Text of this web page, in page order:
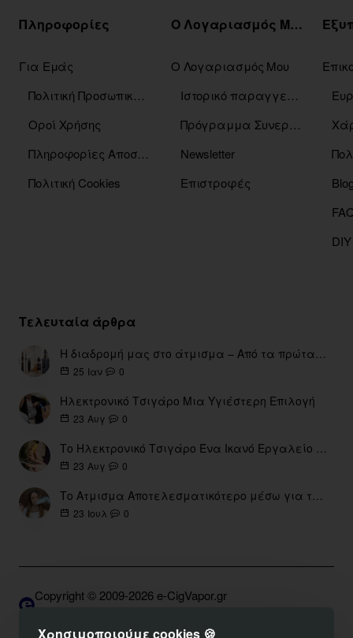
Χρησιμοποιούμε cookies 🍪
Πληροφορίες
Για Εμάς
Πολιτική Προσωπικών Δεδομένων
Οροί Χρήσης
Πληροφορίες Αποστόλης
Πολιτική Cookies
Ο Λογαριασμός Μου
Ο Λογαριασμός Μου
Ιστορικό παραγγελιών
Πρόγραμμα Συνεργατών
Newsletter
Επιστροφές
Τελευταία άρθρα
Η διαδρομή μας στο άτμισμα – Από τα πρώτα eGo έως τη σύγχρονη εποχή
25 Ιαν 0
Ηλεκτρονικό Τσιγάρο Μια Υγιέστερη Επιλογή
23 Αυγ 0
Το Ηλεκτρονικό Τσιγάρο Ένα Ικανό Εργαλείο για τη Διακοπή του Καπνίσματος
23 Αυγ 0
Το Ατμισμα Αποτελεσματικότερο μέσω για την διακοπή Καπνίσματος
23 Ιουλ 0
Copyright © 2009-2026 e-CigVapor.gr